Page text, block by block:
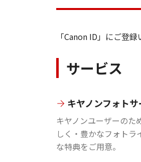
「Canon ID」にご登
サービス
キヤノンフォトサ
キヤノンユーザーのた
しく・豊かなフォト
な特典をご用意。